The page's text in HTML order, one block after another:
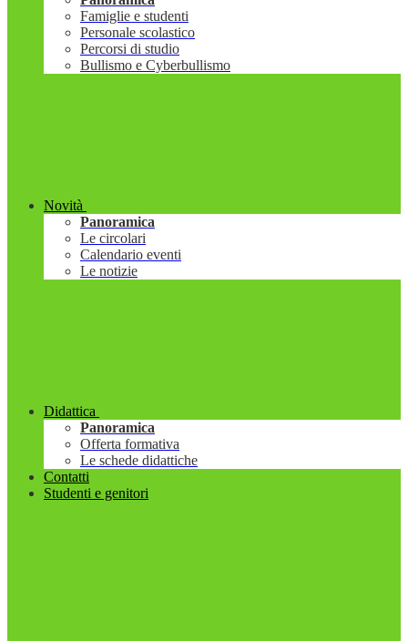
Famiglie e studenti
Personale scolastico
Percorsi di studio
Bullismo e Cyberbullismo
Novità
Panoramica
Le circolari
Calendario eventi
Le notizie
Didattica
Panoramica
Offerta formativa
Le schede didattiche
Contatti
Studenti e genitori